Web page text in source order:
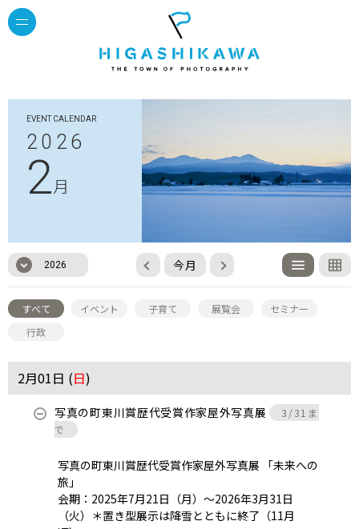
EVENT CALENDAR
2026
2月
2026 今月
すべて イベント 子育て 展覧会
セミナー
行政
2月01日 (日)
写真の町東川賞歴代受賞作家屋外写真展
3/31ま
で
写真の町東川賞歴代受賞作家屋外写真展 「未来への
旅」
会期：2025年7月21日（月）～2026年3月31日
（火）＊置き型展示は降雪とともに終了（11月